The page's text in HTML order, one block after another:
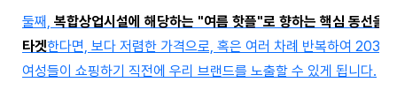
둘째, 복합상업시설에 해당하는 "여름 핫플"로 향하는 핵심 동선을
타겟한다면, 보다 저렴한 가격으로, 혹은 여러 차례 반복하여 2030
여성들이 쇼핑하기 직전에 우리 브랜드를 노출할 수 있게 됩니다.